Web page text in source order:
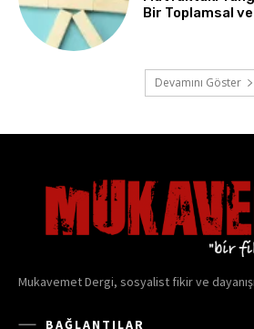
Mukavemet Dergi, sosyalist fikir ve
BAĞLANTILAR